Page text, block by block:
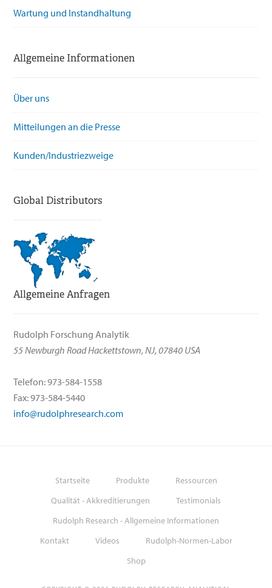
Wartung und Instandhaltung
Allgemeine Informationen
Über uns
Mitteilungen an die Presse
Kunden/Industriezweige
Global Distributors
Allgemeine Anfragen
Rudolph Forschung Analytik
55 Newburgh Road Hackettstown, NJ, 07840 USA
Telefon: 973-584-1558
Fax: 973-584-5440
info@rudolphresearch.com
Startseite Produkte
Ressourcen
Qualität - Akkreditierungen
Testimonials
Rudolph Research - Allgemeine Informationen
Kontakt
Videos
Rudolph-Normen-Labor
Shop